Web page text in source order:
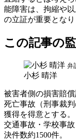
能障害は、拘縮や
の立証が重要となり
この記事の
弁
小杉 晴洋
被害者側の損害賠償
死亡事故（刑事裁
獲得を得意とする。
交通事故・学校事
決件数約1500件。